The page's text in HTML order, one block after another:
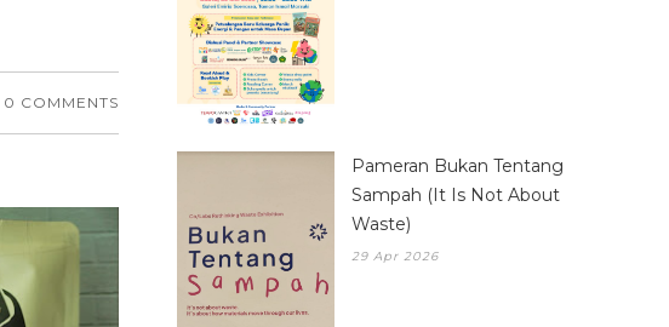
0 COMMENTS
Pameran Bukan Tentang
Sampah (It Is Not About
Waste)
29 Apr 2026